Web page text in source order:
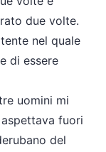
due volte.
nel quale
di essere
uomini mi
fuori
del